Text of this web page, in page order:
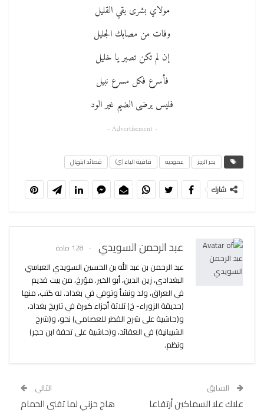
مولاي بشرى بقي القليل
وفات من مصابك الجليل
إن لم تكن تصبر يا خليل
فأسرع فكل مسرع نبيل
فليس يرضى الضيم غير الود
- Advertisement -
بحر الرجز عموديه قافية الياء (ي) قصائد ابتهال
شارك
عبد الرحمن السويدي 128 مادة
عبد الرحمن بن عبد الله بن الحسين السويدي العباسي
البغدادي، زين الدين، أبو الخير. مؤرخ، من بيت قديم
في العراق، ولد ونشأ وتوفي في بغداد. له كتب، منها
(حديقة الزوراء- خ) ثلاثة أجزاء كبيرة في تاريخ بغداد،
و(حاشية على شرح القطر للعصامي) نحو، و(شرح
الشيبانية) في العقائد، و(حاشية على تحفة ابن حجر)
ونظم.
السابق
علاك علا السماكين أرتفاعا
التالي
هاج حزني لما تفنى الحمام